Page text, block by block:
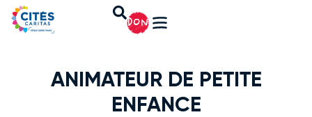
DON
ANIMATEUR DE PETITE
ENFANCE